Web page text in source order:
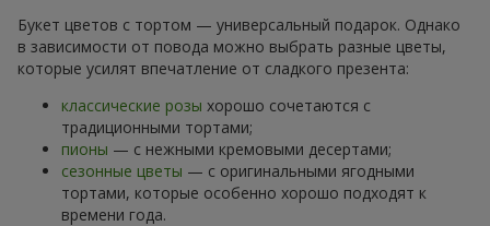
Букет цветов с тортом — универсальный подарок. Однако
в зависимости от повода можно выбрать разные цветы,
которые усилят впечатление от сладкого презента:
классические розы хорошо сочетаются с
традиционными тортами;
пионы — с нежными кремовыми десертами;
сезонные цветы — с оригинальными ягодными
тортами, которые особенно хорошо подходят к
времени года.